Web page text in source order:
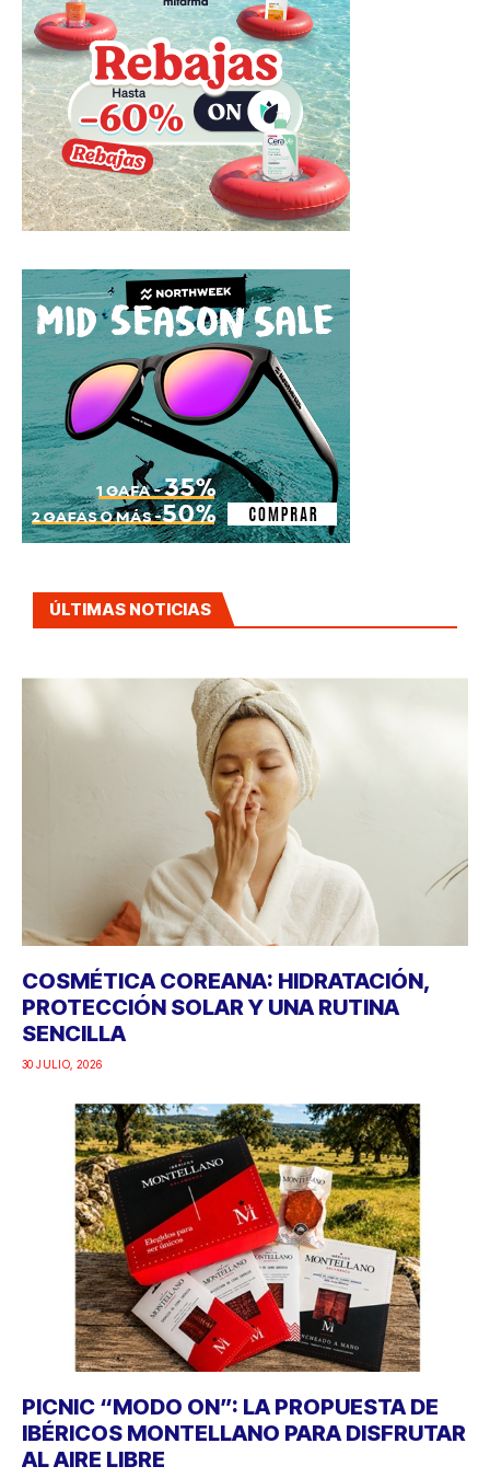
ÚLTIMAS NOTICIAS
COSMÉTICA COREANA: HIDRATACIÓN,
PROTECCIÓN SOLAR Y UNA RUTINA
SENCILLA
30 JULIO, 2026
PICNIC “MODO ON”: LA PROPUESTA DE
IBÉRICOS MONTELLANO PARA DISFRUTAR
AL AIRE LIBRE